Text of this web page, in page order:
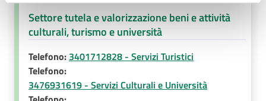
Settore tutela e valorizzazione beni e attività
culturali, turismo e università
Telefono: 3401712828 - Servizi Turistici
Telefono:
3476931619 - Servizi Culturali e Università